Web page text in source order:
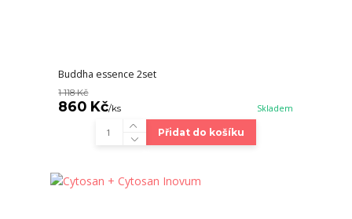
Buddha essence 2set
1 118 Kč
860 Kč/ks Skladem
Přidat do košíku